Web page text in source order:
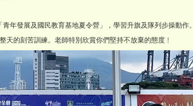
年發展及國民教育基地夏令營」，學習升旗及隊列步操動作。
的刻苦訓練。老師特別欣賞你們堅持不放棄的態度﹗